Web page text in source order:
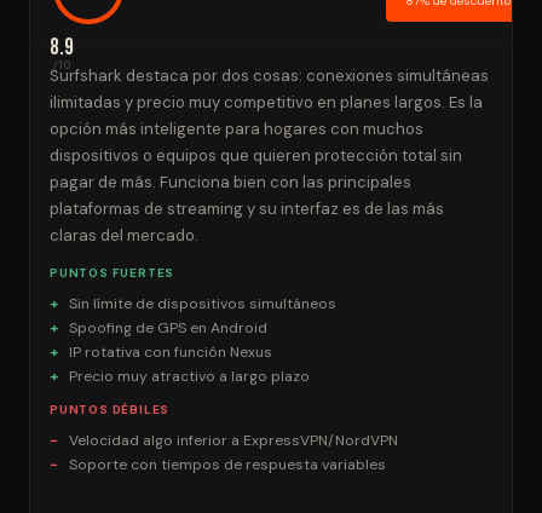
8.9
/10
Surfshark destaca por dos cosas: conexiones simultáneas
ilimitadas y precio muy competitivo en planes largos. Es la
opción más inteligente para hogares con muchos
dispositivos o equipos que quieren protección total sin
pagar de más. Funciona bien con las principales
plataformas de streaming y su interfaz es de las más
claras del mercado.
PUNTOS FUERTES
Sin límite de dispositivos simultáneos
Spoofing de GPS en Android
IP rotativa con función Nexus
Precio muy atractivo a largo plazo
PUNTOS DÉBILES
Velocidad algo inferior a ExpressVPN/NordVPN
Soporte con tiempos de respuesta variables